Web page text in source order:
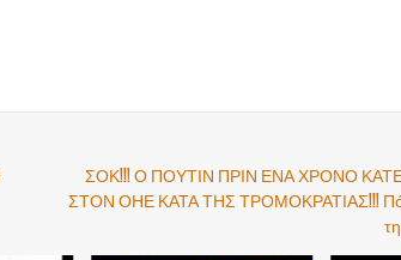
ΣΟΚ!!! Ο ΠΟΥΤΙΝ ΠΡΙΝ ΕΝΑ ΧΡΟΝΟ
ΣΤΟΝ ΟΗΕ ΚΑΤΑ ΤΗΣ ΤΡΟΜΟΚΡΑΤΙΑΣ!!!